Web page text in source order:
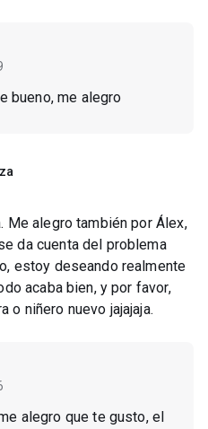
bueno, me alegro
Me alegro también por Álex,
da cuenta del problema
estoy deseando realmente
acaba bien, y por favor,
o niñero nuevo jajajaja.
alegro que te gusto, el